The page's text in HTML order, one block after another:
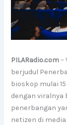
PILARadio.com–
berjudul
bioskop mulai
dengan viralnya
penerbangan
netizen di